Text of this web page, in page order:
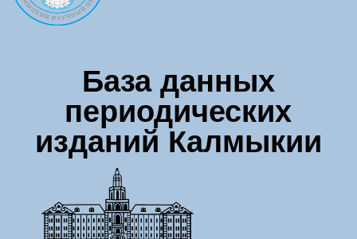
База данных
периодических
изданий Калмыкии